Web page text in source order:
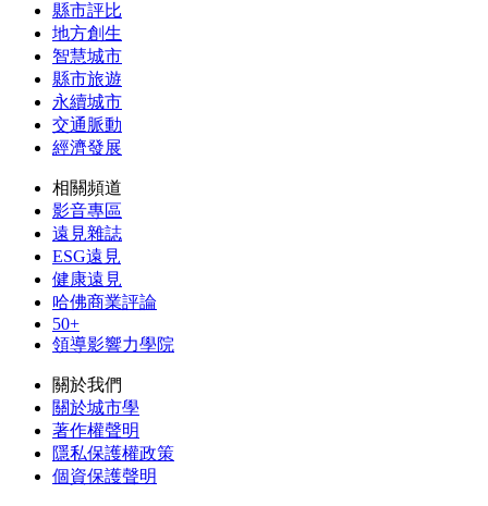
縣市評比
地方創生
智慧城市
縣市旅遊
永續城市
交通脈動
經濟發展
相關頻道
影音專區
遠見雜誌
ESG遠見
健康遠見
哈佛商業評論
50+
領導影響力學院
關於我們
關於城市學
著作權聲明
隱私保護權政策
個資保護聲明